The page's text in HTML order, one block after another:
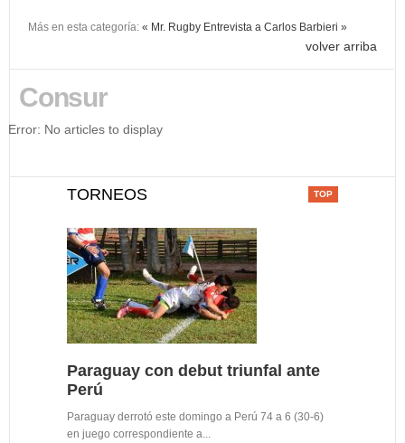
Más en esta categoría: « Mr. Rugby Entrevista a Carlos Barbieri »
volver arriba
Consur
Error: No articles to display
TORNEOS
Paraguay con debut triunfal ante
Perú
Paraguay derrotó este domingo a Perú 74 a 6 (30-6)
en juego correspondiente a...